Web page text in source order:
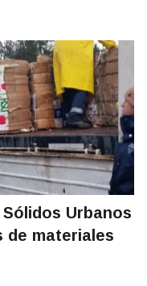
Urbanos
de materiales